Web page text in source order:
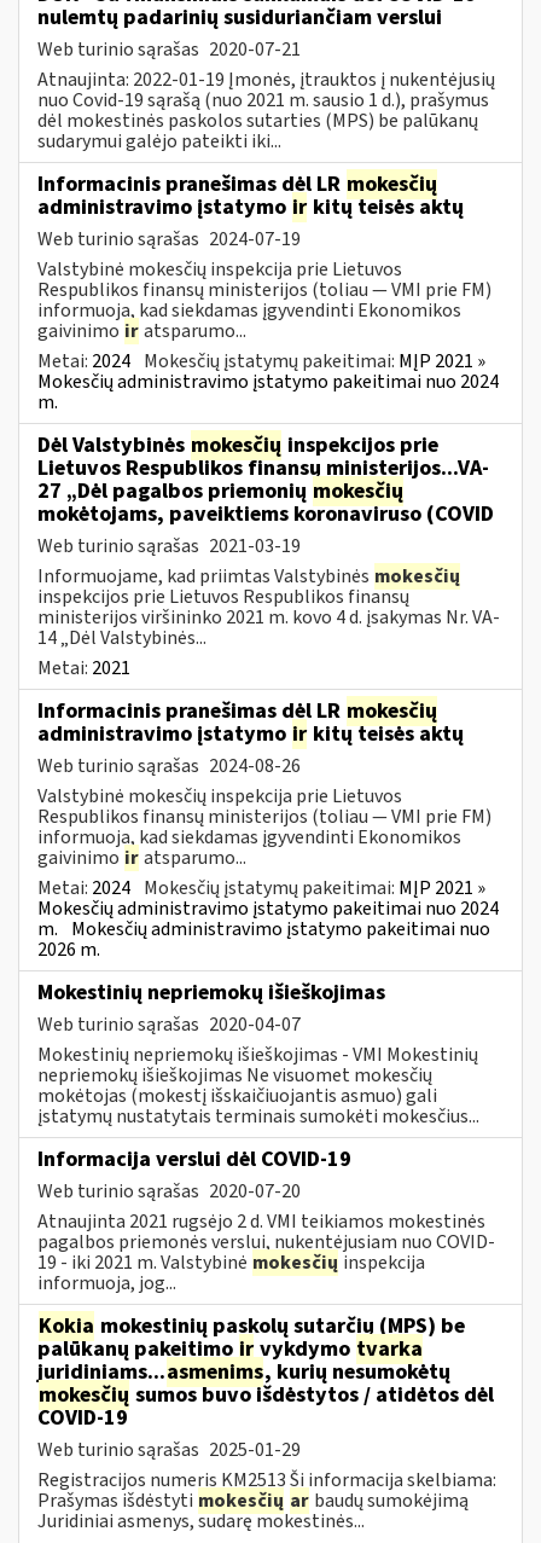
nulemtų padarinių susiduriančiam verslui
Web turinio sąrašas 2020-07-21
Atnaujinta: 2022-01-19 Įmonės, įtrauktos į nukentėjusių
nuo Covid-19 sąrašą (nuo 2021 m. sausio 1 d.), prašymus
dėl mokestinės paskolos sutarties (MPS) be palūkanų
sudarymui galėjo pateikti iki...
Informacinis pranešimas dėl LR mokesčių
administravimo įstatymo ir kitų teisės aktų
Web turinio sąrašas 2024-07-19
Valstybinė mokesčių inspekcija prie Lietuvos
Respublikos finansų ministerijos (toliau — VMI prie FM)
informuoja, kad siekdamas įgyvendinti Ekonomikos
gaivinimo iratsparumo...
Metai: 2024 Mokesčių įstatymų pakeitimai: MĮP 2021 »
Mokesčių administravimo įstatymo pakeitimai nuo 2024
m.
Dėl Valstybinės mokesčių inspekcijos prie
Lietuvos Respublikos finansų ministerijos...VA-
27 „Dėl pagalbos priemonių mokesčių
mokėtojams, paveiktiems koronaviruso (COVID
Web turinio sąrašas 2021-03-19
Informuojame, kad priimtas Valstybinės mokesčių
inspekcijos prie Lietuvos Respublikos finansų
ministerijos viršininko 2021 m. kovo 4 d. įsakymas Nr. VA-
14 „Dėl Valstybinės...
Metai: 2021
Informacinis pranešimas dėl LR mokesčių
administravimo įstatymo ir kitų teisės aktų
Web turinio sąrašas 2024-08-26
Valstybinė mokesčių inspekcija prie Lietuvos
Respublikos finansų ministerijos (toliau — VMI prie FM)
informuoja, kad siekdamas įgyvendinti Ekonomikos
gaivinimo iratsparumo...
Metai: 2024 Mokesčių įstatymų pakeitimai: MĮP 2021 »
Mokesčių administravimo įstatymo pakeitimai nuo 2024
m. Mokesčių administravimo įstatymo pakeitimai nuo
2026 m.
Mokestinių nepriemokų išieškojimas
Web turinio sąrašas 2020-04-07
Mokestinių nepriemokų išieškojimas - VMI Mokestinių
nepriemokų išieškojimas Ne visuomet mokesčių
mokėtojas (mokestį išskaičiuojantis asmuo) gali
įstatymų nustatytais terminais sumokėti mokesčius...
Informacija verslui dėl COVID-19
Web turinio sąrašas 2020-07-20
Atnaujinta 2021 rugsėjo 2 d. VMI teikiamos mokestinės
pagalbos priemonės verslui, nukentėjusiam nuo COVID-
19 - iki 2021 m. Valstybinė mokesčių inspekcija
informuoja, jog...
Kokia mokestinių paskolų sutarčių (MPS) be
palūkanų pakeitimo ir vykdymo tvarka
juridiniams...asmenims, kurių nesumokėtų
mokesčių sumos buvo išdėstytos / atidėtos dėl
COVID-19
Web turinio sąrašas 2025-01-29
Registracijos numeris KM2513 Ši informacija skelbiama:
Prašymas išdėstyti mokesčių ar baudų sumokėjimą
Juridiniai asmenys, sudarę mokestinės...